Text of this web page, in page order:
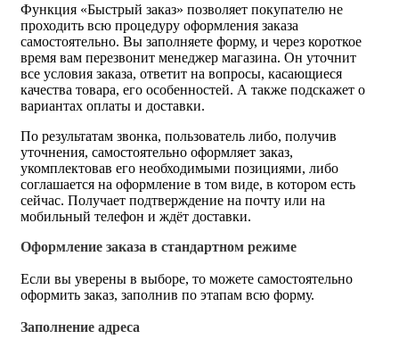
Функция «Быстрый заказ» позволяет покупателю не
проходить всю процедуру оформления заказа
самостоятельно. Вы заполняете форму, и через короткое
время вам перезвонит менеджер магазина. Он уточнит
все условия заказа, ответит на вопросы, касающиеся
качества товара, его особенностей. А также подскажет о
вариантах оплаты и доставки.
По результатам звонка, пользователь либо, получив
уточнения, самостоятельно оформляет заказ,
укомплектовав его необходимыми позициями, либо
соглашается на оформление в том виде, в котором есть
сейчас. Получает подтверждение на почту или на
мобильный телефон и ждёт доставки.
Оформление заказа в стандартном режиме
Если вы уверены в выборе, то можете самостоятельно
оформить заказ, заполнив по этапам всю форму.
Заполнение адреса